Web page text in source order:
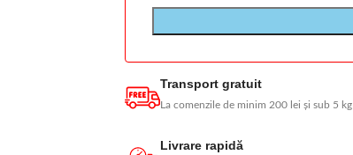
Transport gratuit
La comenzile de minim 200 lei și sub 5 kg
Livrare rapidă